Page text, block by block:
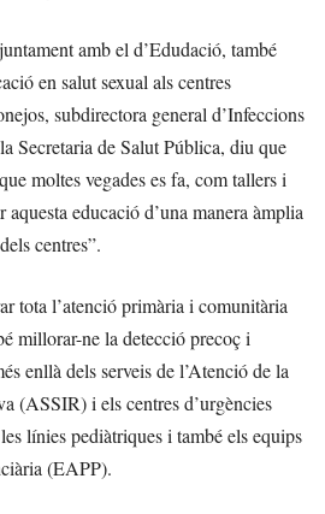
amb el d’Edudació, també
en salut sexual als centres
subdirectora general d’Infeccions
Secretaria de Salut Pública, diu que
moltes vegades es fa, com tallers i
educació d’una manera àmplia
centres”.
tota l’atenció primària i comunitària
millorar-ne la detecció precoç i
enllà dels serveis de l’Atenció de la
(ASSIR) i els centres d’urgències
línies pediàtriques i també els equips
(EAPP).